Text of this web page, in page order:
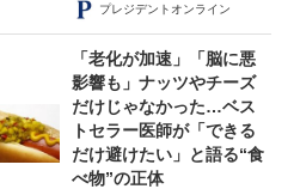
プレジデントオンライン
「老化が加速」「脳に悪
影響も」ナッツやチーズ
だけじゃなかった…ベス
トセラー医師が「できる
だけ避けたい」と語る“食
べ物”の正体